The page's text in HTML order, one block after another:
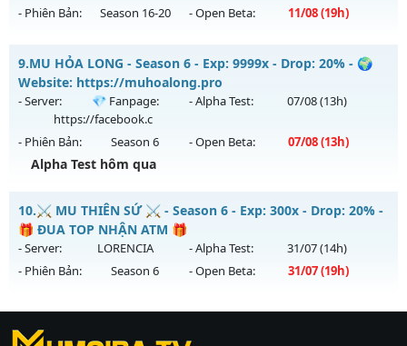
Exp: 150x - Drop: 10%
Thể loại: Mu Nguyên bản Webzen
Antihack: IGMU.DEV
- Phiên Bản:
Season 16-20 - Open Beta: 11/08(19h)
Top Mu Online - Max 2 acc/pc - no vip - freebies
Mu mới ra tháng 08 2026 - Mở máy chủ
ngày 11/08/2626
Exp: 80x - Drop: 35%
Kiểu reset: Reset In Game
Antihack: AntiShield
9.MU HỎA LONG - Season 6 - Exp: 9999x - Drop: 20% - 🌍
Website: https://muhoalong.pro
- Server:
💎 Fanpage:
https://facebook.c
- Alpha Test: 07/08(13h)
- Phiên Bản: Season 6 - Open Beta: 07/08(13h)
Alpha Test hôm qua
MU HỎA LONG - 🌍 Website: https://muhoalong.pro
Mu mới ra tháng 08 2026 - Mở máy chủ
https://facebook.cvào 13h ngày 07/08/2626
Exp: 9999x - Drop: 20%
Thể loại: Mu Nguyên bản Webzen
10.⚔️ MU THIÊN SỨ ⚔️ - Season 6 - Exp: 300x - Drop: 20% -
🎁 ĐUA TOP NHẬN ATM 🎁
- Server: LORENCIA - Alpha Test: 31/07(14h)
- Phiên Bản:
Season 6 - Open Beta: 31/07(19h)
⚔️ MU THIÊN SỨ ⚔️ - 🎁 ĐUA TOP NHẬN ATM 🎁
Mu mới ra tháng 07 2026 - Mở máy chủ
https://ktdb.net/ |789club